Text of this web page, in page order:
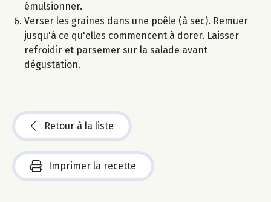
émulsionner.
Verser les graines dans une poêle (à sec). Remuer
jusqu'à ce qu'elles commencent à dorer. Laisser
refroidir et parsemer sur la salade avant
dégustation.
Retour à la liste
Imprimer la recette